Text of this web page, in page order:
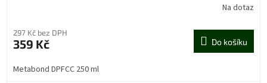
Na dotaz
297 Kč bez DPH
359 Kč Do košíku
Metabond DPFCC 250 ml